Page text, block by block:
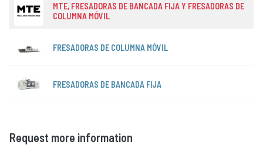
MTE, FRESADORAS DE BANCADA FIJA Y FRESADORAS DE
COLUMNA MÓVIL
FRESADORAS DE COLUMNA MÓVIL
FRESADORAS DE BANCADA FIJA
Request more information